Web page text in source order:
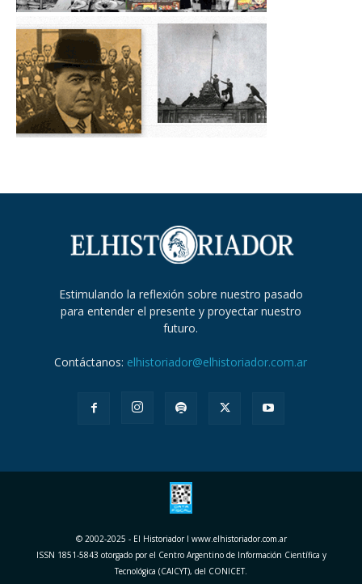
Estimulando la reflexión sobre nuestro pasado
para entender el presente y proyectar nuestro
futuro.
Contáctanos: elhistoriador@elhistoriador.com.ar
© 2002-2025 - El Historiador I www.elhistoriador.com.ar
ISSN 1851-5843 otorgado por el Centro Argentino de Información Científica y
Tecnológica (CAICYT), del CONICET.